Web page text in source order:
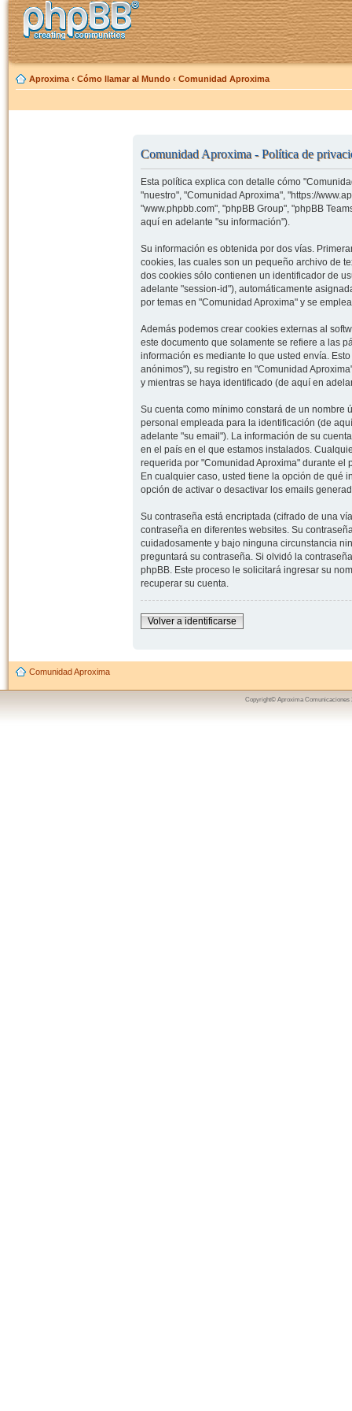
Aproxima ‹ Cómo llamar al Mundo ‹ Comunidad Aproxima
Comunidad Aproxima - Política de
Esta política explica con detalle cómo
"nuestro", "Comunidad Aproxima", "https://
"www.phpbb.com", "phpBB Group", "phpBB
aquí en adelante "su información").
Su información es obtenida por dos vías.
cookies, las cuales son un pequeño archivo de
dos cookies sólo contienen un identificador de
adelante "session-id"), automáticamente
por temas en "Comunidad Aproxima" y se
Además podemos crear cookies externas al
este documento que solamente se refiere a las
información es mediante lo que usted envía.
anónimos"), su registro en "Comunidad
y mientras se haya identificado (de aquí en
Su cuenta como mínimo constará de un
personal empleada para la identificación (de
adelante "su email"). La información de su
en el país en el que estamos instalados.
requerida por "Comunidad Aproxima" durante el
En cualquier caso, usted tiene la opción de qué
opción de activar o desactivar los emails
Su contraseña está encriptada (cifrado de una
contraseña en diferentes websites. Su
cuidadosamente y bajo ninguna circunstancia
preguntará su contraseña. Si olvidó la
phpBB. Este proceso le solicitará ingresar su
recuperar su cuenta.
Volver a identificarse
Comunidad Aproxima
Copyright© Aproxima Comunicaciones